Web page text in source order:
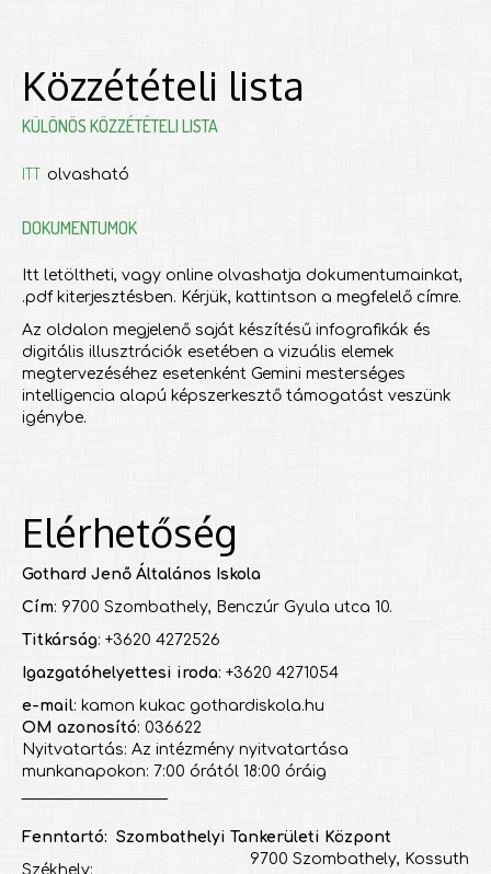
Közzétételi lista
KÜLÖNÖS KÖZZÉTÉTELI LISTA
ITT olvasható
DOKUMENTUMOK
Itt letöltheti, vagy online olvashatja dokumentumainkat,
.pdf kiterjesztésben. Kérjük, kattintson a megfelelő címre.
Az oldalon megjelenő saját készítésű infografikák és
digitális illusztrációk esetében a vizuális elemek
megtervezéséhez esetenként Gemini mesterséges
intelligencia alapú képszerkesztő támogatást veszünk
igénybe.
Elérhetőség
Gothard Jenő Általános Iskola
Cím: 9700 Szombathely, Benczúr Gyula utca 10.
Titkárság: +3620 4272526
Igazgatóhelyettesi iroda: +3620 4271054
e-mail: kamon kukac gothardiskola.hu
OM azonosító: 036622
Nyitvatartás: Az intézmény nyitvatartása
munkanapokon: 7:00 órától 18:00 óráig
Fenntartó: Szombathelyi Tankerületi Központ
Székhely:
9700 Szombathely, Kossuth